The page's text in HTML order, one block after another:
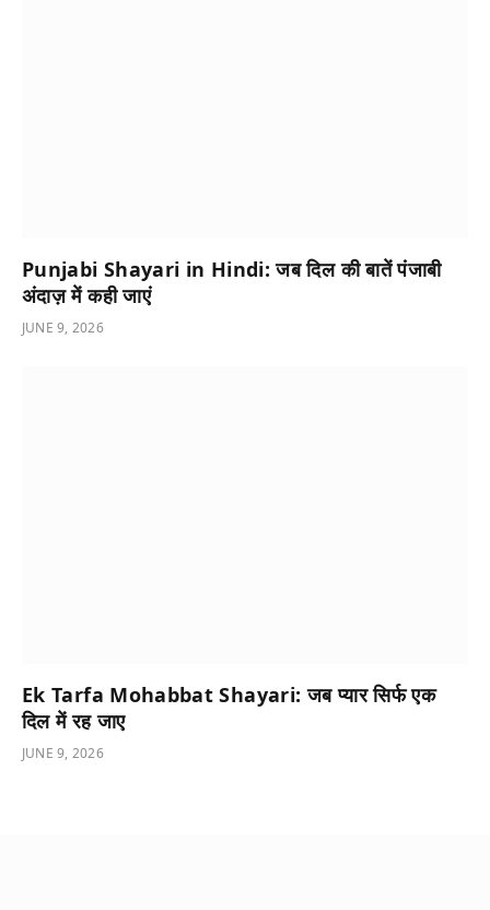
Punjabi Shayari in Hindi: जब दिल की बातें पंजाबी
अंदाज़ में कही जाएं
JUNE 9, 2026
Ek Tarfa Mohabbat Shayari: जब प्यार सिर्फ एक
दिल में रह जाए
JUNE 9, 2026